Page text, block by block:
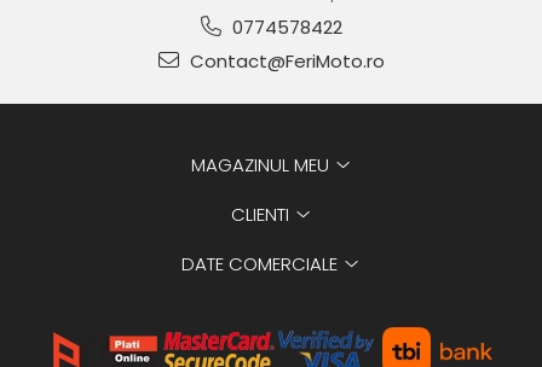
0774578422
Contact@FeriMoto.ro
MAGAZINUL MEU
CLIENTI
DATE COMERCIALE